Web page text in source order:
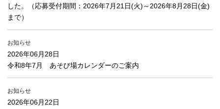
した。（応募受付期間：2026年7月21日(火)～2026年8月28日(金)
まで）
お知らせ
2026年06月28日
令和8年7月 あそび場カレンダーのご案内
お知らせ
2026年06月22日